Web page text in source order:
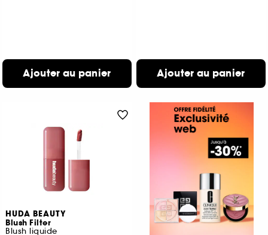
Ajouter au panier Ajouter au panier
HUDA BEAUTY
Blush Filter
Blush liquide